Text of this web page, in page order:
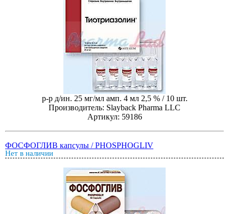
р-р д/ин. 25 мг/мл амп. 4 мл 2,5 % / 10 шт.
Производитель: Slayback Pharma LLC
Артикул: 59186
ФОСФОГЛИВ капсулы / PHOSPHOGLIV
Нет в наличии